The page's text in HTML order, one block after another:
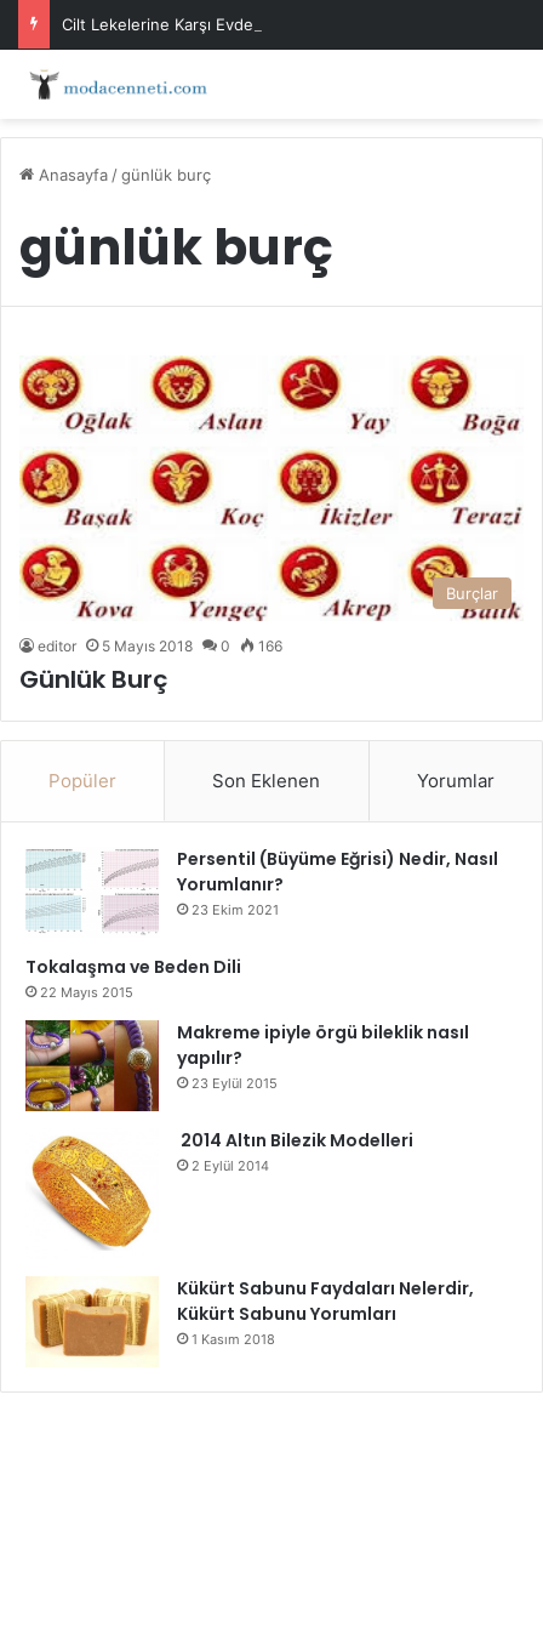
Cilt Lekelerine Karşı Evde Maske Önerileri
Anasayfa /günlük burç
günlük burç
Burçlar
editor 5 Mayıs 2018 0 166
Günlük Burç
Popüler Son Eklenen Yorumlar
Persentil (Büyüme Eğrisi) Nedir, Nasıl
Yorumlanır?
23 Ekim 2021
Tokalaşma ve Beden Dili
22 Mayıs 2015
Makreme ipiyle örgü bileklik nasıl
yapılır?
23 Eylül 2015
2014 Altın Bilezik Modelleri
2 Eylül 2014
Kükürt Sabunu Faydaları Nelerdir,
Kükürt Sabunu Yorumları
1 Kasım 2018